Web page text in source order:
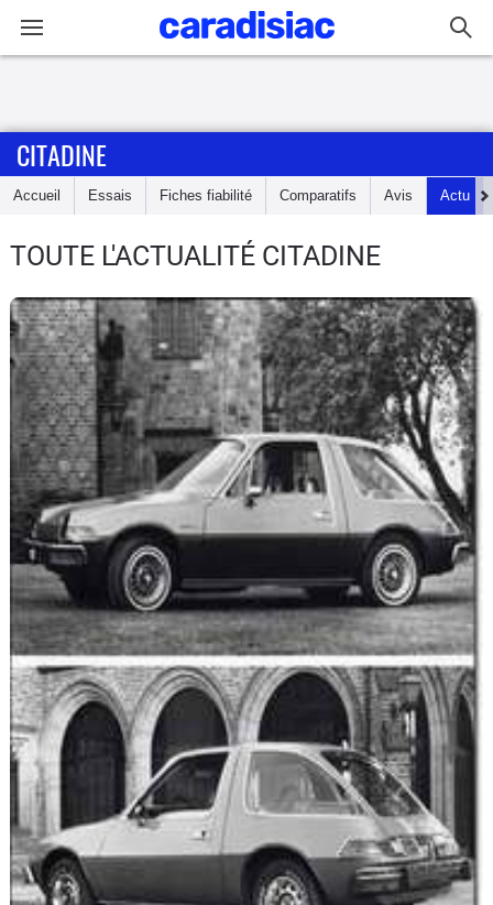
Accueil
Essais
Guide
d'achat
Electriques
Utilitaires
Flottes
Auto
Services
Forum
Moto
Marques
CITADINE
Accueil Essais Fiches fiabilité Comparatifs Avis Actu
TOUTE L'ACTUALITÉ CITADINE